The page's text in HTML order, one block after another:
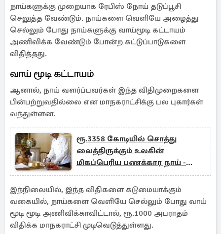
நாய்களுக்கு முறையாக ரேபிஸ் நோய் தடுப்பூசி
செலுத்த வேண்டும். நாய்களை வெளியே அழைத்து
செல்லும் போது நாய்களுக்கு வாய்மூடி கட்டாயம்
அணிவிக்க வேண்டும் போன்ற கட்டுப்பாடுகளை
விதித்தது.
வாய் மூடி கட்டாயம்
ஆனால், நாய் வளர்ப்பவர்கள் இந்த விதிமுறைகளை
பின்பற்றுவதில்லை என மாநகராட்சிக்கு பல புகார்கள்
வந்துள்ளன.
ரூ.3358 கோடியில் சொத்து
வைத்திருக்கும் உலகின்
மிகப்பெரிய பணக்கார நாய் -
எங்குள்ளது தெரியுமா?
இந்நிலையில், இந்த விதிகளை கடுமையாக்கும்
வகையில், நாய்களை வெளியே செல்லும் போது வாய்
மூடி மூடி அணிவிக்காவிட்டால், ரூ.1000 அபராதம்
விதிக்க மாநகராட்சி முடிவெடுத்துள்ளது.